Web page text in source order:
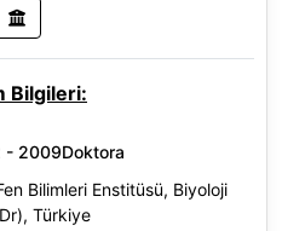
Bilgileri:
- 2009Doktora
Bilimleri Enstitüsü, Biyoloji
Türkiye